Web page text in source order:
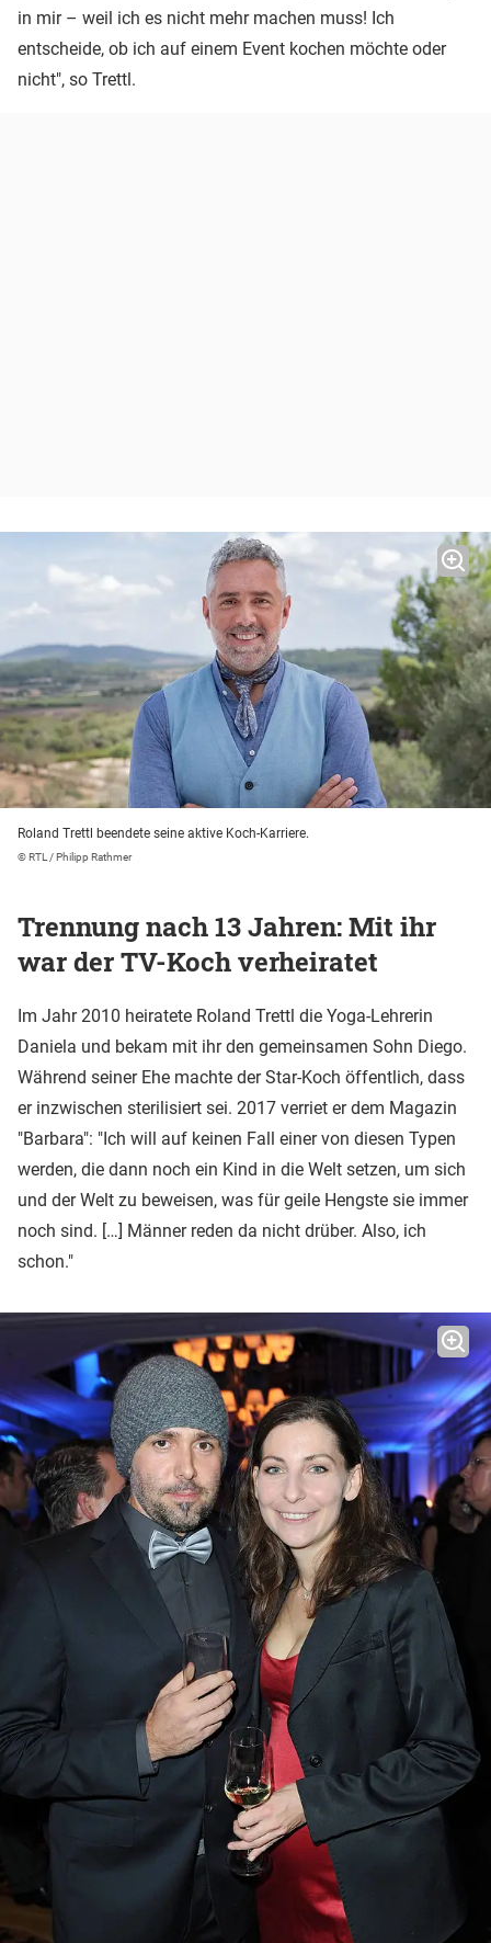
in mir – weil ich es nicht mehr machen muss! Ich
entscheide, ob ich auf einem Event kochen möchte oder
nicht", so Trettl.
Roland Trettl beendete seine aktive Koch-Karriere.
© RTL / Philipp Rathmer
Trennung nach 13 Jahren: Mit ihr
war der TV-Koch verheiratet
Im Jahr 2010 heiratete Roland Trettl die Yoga-Lehrerin
Daniela und bekam mit ihr den gemeinsamen Sohn Diego.
Während seiner Ehe machte der Star-Koch öffentlich, dass
er inzwischen sterilisiert sei. 2017 verriet er dem Magazin
"Barbara": "Ich will auf keinen Fall einer von diesen Typen
werden, die dann noch ein Kind in die Welt setzen, um sich
und der Welt zu beweisen, was für geile Hengste sie immer
noch sind. […] Männer reden da nicht drüber. Also, ich
schon."